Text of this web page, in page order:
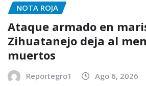
NOTA ROJA
Ataque armado en
Zihuatanejo deja al
muertos
Reportegro1 Ago 6, 2026